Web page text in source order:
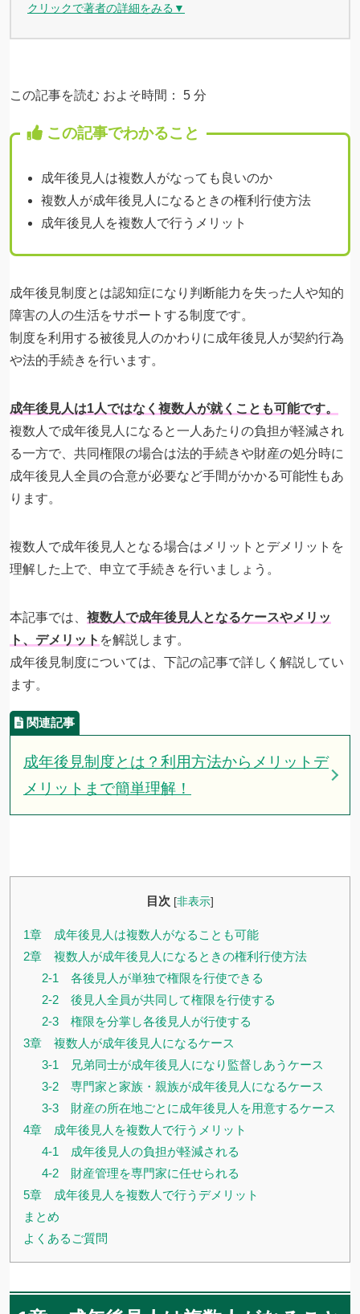
クリックで著者の詳細をみる▼
この記事を読む およそ時間： 5 分
この記事でわかること
成年後見人は複数人がなっても良いのか
複数人が成年後見人になるときの権利行使方法
成年後見人を複数人で行うメリット
成年後見制度とは認知症になり判断能力を失った人や知的
障害の人の生活をサポートする制度です。
制度を利用する被後見人のかわりに成年後見人が契約行為
や法的手続きを行います。
成年後見人は1人ではなく複数人が就くことも可能です。
複数人で成年後見人になると一人あたりの負担が軽減され
る一方で、共同権限の場合は法的手続きや財産の処分時に
成年後見人全員の合意が必要など手間がかかる可能性もあ
ります。
複数人で成年後見人となる場合はメリットとデメリットを
理解した上で、申立て手続きを行いましょう。
本記事では、 複数人で成年後見人となるケースやメリッ
ト、デメリット を解説します。
成年後見制度については、下記の記事で詳しく解説してい
ます。
成年後見制度とは？利用方法からメリットデ
メリットまで簡単理解！
目次 [非表示]
1章 成年後見人は複数人がなることも可能
2章 複数人が成年後見人になるときの権利行使方法
2-1 各後見人が単独で権限を行使できる
2-2 後見人全員が共同して権限を行使する
2-3 権限を分掌し各後見人が行使する
3章 複数人が成年後見人になるケース
3-1 兄弟同士が成年後見人になり監督しあうケース
3-2 専門家と家族・親族が成年後見人になるケース
3-3 財産の所在地ごとに成年後見人を用意するケース
4章 成年後見人を複数人で行うメリット
4-1 成年後見人の負担が軽減される
4-2 財産管理を専門家に任せられる
5章 成年後見人を複数人で行うデメリット
まとめ
よくあるご質問